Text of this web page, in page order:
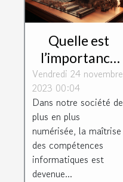
Quelle est
l’importance
de suivre une
formation en
informatique ?
Vendredi 24 novembre
2023 00:04
Dans notre société de
plus en plus
numérisée, la maîtrise
des compétences
informatiques est
devenue...